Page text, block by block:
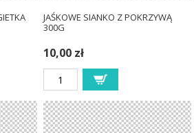
JAŚKOWE SIANKO Z POKRZYWĄ
300G
10,00 zł